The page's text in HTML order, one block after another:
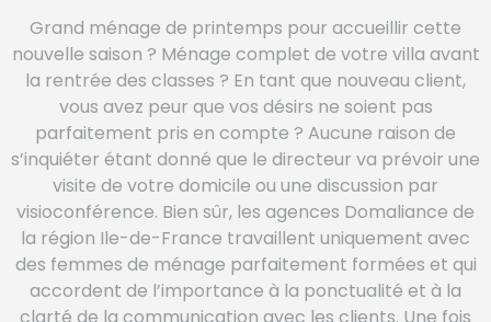
Grand ménage de printemps pour accueillir cette
nouvelle saison ? Ménage complet de votre villa avant
la rentrée des classes ? En tant que nouveau client,
vous avez peur que vos désirs ne soient pas
parfaitement pris en compte ? Aucune raison de
s’inquiéter étant donné que le directeur va prévoir une
visite de votre domicile ou une discussion par
visioconférence. Bien sûr, les agences Domaliance de
la région Ile-de-France travaillent uniquement avec
des femmes de ménage parfaitement formées et qui
accordent de l’importance à la ponctualité et à la